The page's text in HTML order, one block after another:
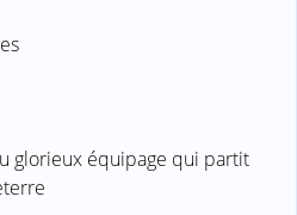
glorieux équipage qui partit